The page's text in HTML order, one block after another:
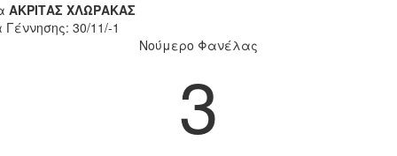
ΑΚΡΙΤΑΣ ΧΛΩΡΑΚΑΣ
30/11/-1
Νούμερο Φανέλας
3